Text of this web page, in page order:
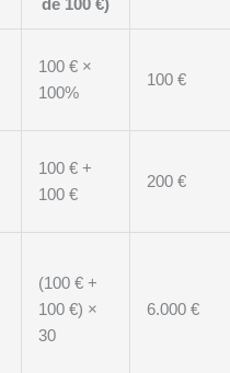
de 100 €)
100 € ×
100%
100 €
100 € +
100 €
200 €
(100 € +
100 €) ×
30
6.000 €